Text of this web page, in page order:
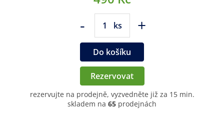
- ks +
Do košíku
Rezervovat
rezervujte na prodejně, vyzvedněte již za 15 min.
skladem na 65 prodejnách